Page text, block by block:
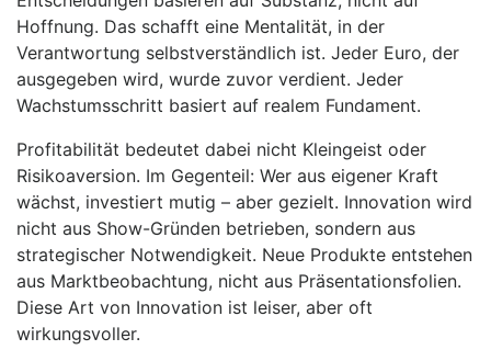
Hoffnung. Das schafft eine Mentalität, in der
Verantwortung selbstverständlich ist. Jeder Euro, der
ausgegeben wird, wurde zuvor verdient. Jeder
Wachstumsschritt basiert auf realem Fundament.
Profitabilität bedeutet dabei nicht Kleingeist oder
Risikoaversion. Im Gegenteil: Wer aus eigener Kraft
wächst, investiert mutig – aber gezielt. Innovation wird
nicht aus Show-Gründen betrieben, sondern aus
strategischer Notwendigkeit. Neue Produkte entstehen
aus Marktbeobachtung, nicht aus Präsentationsfolien.
Diese Art von Innovation ist leiser, aber oft
wirkungsvoller.